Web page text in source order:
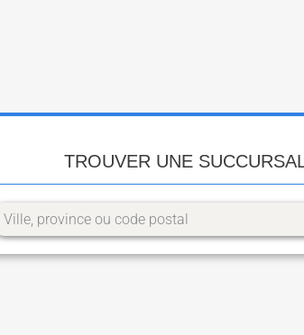
TROUVER UNE